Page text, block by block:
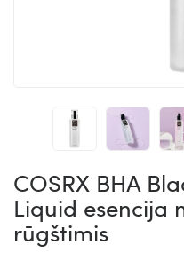
COSRX BHA
Liquid esencija
rūgštimis